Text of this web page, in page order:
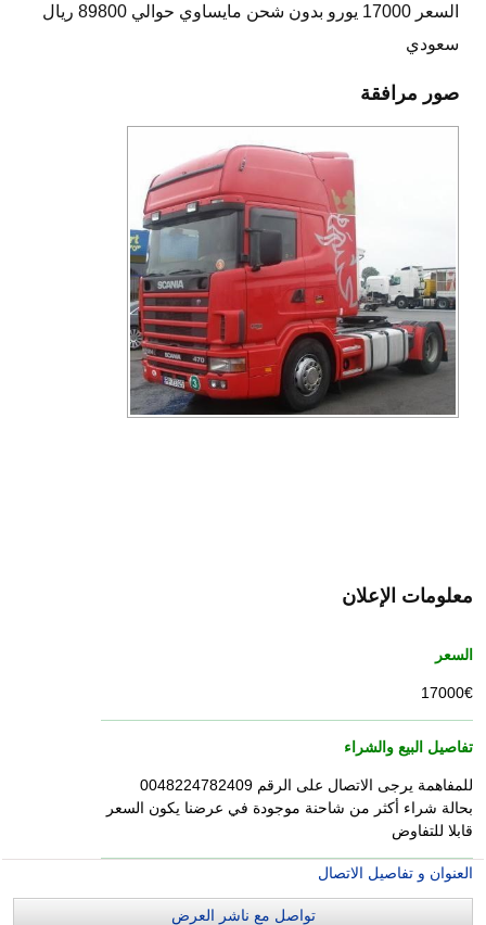
السعر 17000 يورو بدون شحن مايساوي حوالي 89800 ريال
سعودي
صور مرافقة
معلومات الإعلان
السعر
17000€
تفاصيل البيع والشراء
للمفاهمة يرجى الاتصال على الرقم 0048224782409
بحالة شراء أكثر من شاحنة موجودة في عرضنا يكون السعر
قابلا للتفاوض
العنوان و تفاصيل الاتصال
تواصل مع ناشر العرض